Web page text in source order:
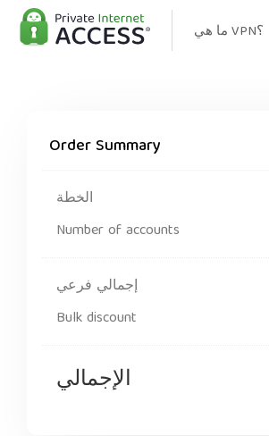
ما هي VPN؟
Order Summary
الخطة
Number of accounts
إجمالي فرعي
Bulk discount
الإجمالي